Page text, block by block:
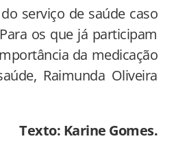
serviço de saúde caso
os que já participam
da medicação
Raimunda Oliveira
Texto: Karine Gomes.